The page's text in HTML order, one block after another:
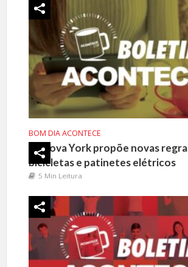
BOM DIA ACONTECE
Nova York propõe novas
bicicletas e patinetes elétricos
5 Min Leitura